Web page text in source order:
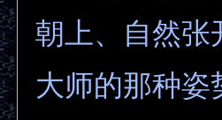
朝上、自然张
大师的那种姿